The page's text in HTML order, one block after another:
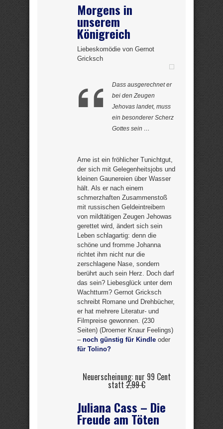
Morgens in
unserem
Königreich
Liebeskomödie von Gernot
Gricksch
Dass ausgerechnet er
bei den Zeugen
Jehovas landet, muss
ein besonderer Scherz
Gottes sein …
Arne ist ein fröhlicher Tunichtgut,
der sich mit Gelegenheitsjobs und
kleinen Gaunereien über Wasser
hält. Als er nach einem
schmerzhaften Zusammenstoß
mit russischen Geldeintreibern
von mildtätigen Zeugen Jehowas
gerettet wird, ändert sich sein
Leben schlagartig: denn die
schöne und fromme Johanna
richtet ihm nicht nur die
zerschlagene Nase, sondern
berührt auch sein Herz. Doch darf
das sein? Liebesglück unter dem
Wachtturm? Gernot Gricksch
schreibt Romane und Drehbücher,
er hat mehrere Literatur- und
Filmpreise gewonnen. (230
Seiten) (Droemer Knaur Feelings)
– noch günstig für Kindle oder
für Tolino?
Neuerscheinung: nur 99 Cent
statt2,99 €
Juliana Cass – Die
Freude am Töten